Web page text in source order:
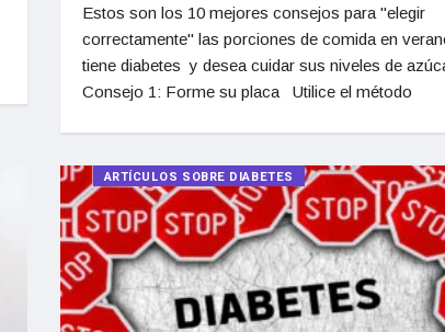
Estos son los 10 mejores consejos para "elegir
correctamente" las porciones de comida en
tiene diabetes y desea cuidar sus niveles de
Consejo 1: Forme su placa Utilice el método
ARTÍCULOS SOBRE DIABETES